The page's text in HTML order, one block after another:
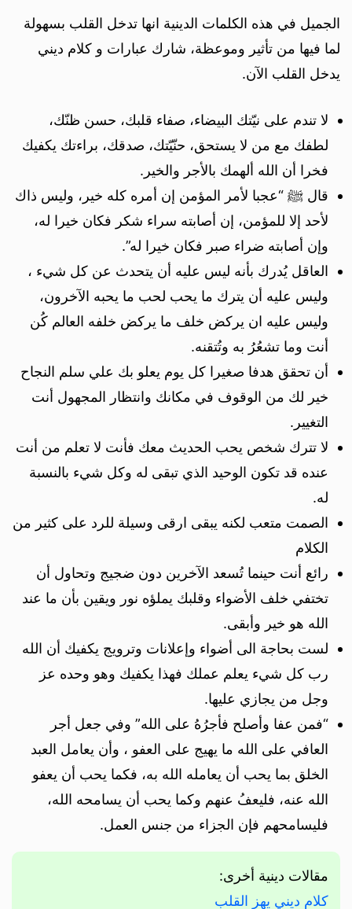
الجميل في هذه الكلمات الدينية انها تدخل القلب بسهولة
لما فيها من تأثير وموعظة، شارك عبارات و كلام ديني
يدخل القلب الآن.
لا تندم على نيّتك البيضاء، صفاء قلبك، حسن ظنّك،
لطفك مع من لا يستحق، حنّيّتك، صدقك، براءتك يكفيك
فخرا أن الله ألهمك بالأجر والخير.
قال ﷺ “عجبا لأمر المؤمن إن أمره كله خير، وليس ذاك
لأحد إلا للمؤمن، إن أصابته سراء شكر فكان خيرا له،
وإن أصابته ضراء صبر فكان خيرا له”.
العاقل يُدرك بأنه ليس عليه أن يتحدث عن كل شيء ،
وليس عليه أن يترك ما يحب لحب ما يحبه الآخرون،
وليس عليه ان يركض خلف ما يركض خلفه العالم كُن
أنت وما تشعُرُ به وتُتقنه.
أن تحقق هدفا صغيرا كل يوم يعلو بك علي سلم النجاح
خير لك من الوقوف في مكانك وانتظار المجهول أنت
التغيير.
لا تترك شخص يحب الحديث معك فأنت لا تعلم من أنت
عنده قد تكون الوحيد الذي تبقى له وكل شيء بالنسبة
له.
الصمت متعب لكنه يبقى ارقى وسيلة للرد على كثير من
الكلام
رائع أنت حينما تُسعد الآخرين دون ضجيج وتحاول أن
تختفي خلف الأضواء وقلبك يملؤه نور ويقين بأن ما عند
الله هو خير وأبقى.
لست بحاجة الى أضواء وإعلانات وترويج يكفيك أن الله
رب كل شيء يعلم عملك فهذا يكفيك وهو وحده عز
وجل من يجازي عليها.
“فمن عفا وأصلح فأجرُهُ على الله” وفي جعل أجر
العافي على الله ما يهيج على العفو ، وأن يعامل العبد
الخلق بما يحب أن يعامله الله به، فكما يحب أن يعفو
الله عنه، فليعفُ عنهم وكما يحب أن يسامحه الله،
فليسامحهم فإن الجزاء من جنس العمل.
مقالات دينية أخرى:
كلام ديني يهز القلب